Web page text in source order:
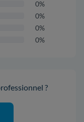
0%
0%
0%
0%
?